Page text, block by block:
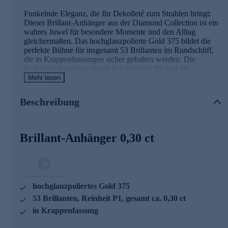
Funkelnde Eleganz, die Ihr Dekolleté zum Strahlen bringt:
Dieser Brillant-Anhänger aus der Diamond Collection ist ein
wahres Juwel für besondere Momente und den Alltag
gleichermaßen. Das hochglanzpolierte Gold 375 bildet die
perfekte Bühne für insgesamt 53 Brillanten im Rundschliff,
die in Krappenfassungen sicher gehalten werden. Die
Brillanten bestechen durch ihre Reinheit P1 und ein
Gesamtkaratgewicht von ca. 0,30 ct. Jeder einzelne Stein
Die teilweise rhodinierte Verarbeitung sorgt für zusätzliche
2,2 cm Breite setzt der Anhänger ein stilvolles Statement,
ohne dabei aufdringlich zu wirken. Das mitgelieferte
Beschaffenheit der Edelsteine. Was die Qualität unserer
Aus diesem Grund werden unsere Schmuckwaren von
unserer Qualitätssicherung und seitens des Lieferanten
strengsten Prüfprozessen unterzogen. Unter anderem
beinhalten unsere Prüfprozesse Prüfungen auf Konformität
mit den Bestimmungen der Schweizer
Mehr lesen
Beschreibung
Brillant-Anhänger 0,30 ct
hochglanzpoliertes Gold 375
53 Brillanten, Reinheit P1, gesamt ca. 0,30 ct
in Krappenfassung